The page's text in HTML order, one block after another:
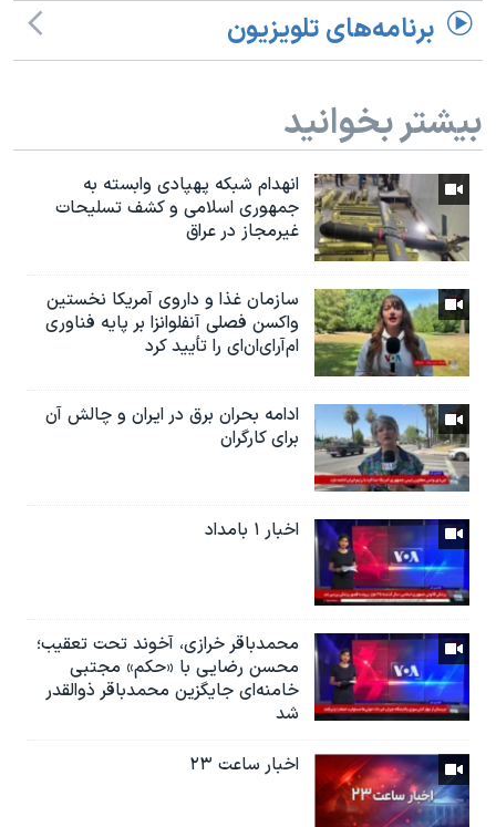
برنامه‌های تلویزیون
بیشتر بخوانید
انهدام شبکه پهپادی وابسته به
جمهوری اسلامی و کشف تسلیحات
غیرمجاز در عراق
سازمان غذا و داروی آمریکا نخستین
واکسن فصلی آنفلوانزا بر پایه فناوری
ام‌آر‌ای‌ان‌ای را تأیید کرد
ادامه بحران برق در ایران و چالش آن
برای کارگران
اخبار ۱ بامداد
محمدباقر خرازی، آخوند تحت تعقیب؛
محسن رضایی با «حکم» مجتبی
خامنه‌ای جایگزین محمدباقر ذوالقدر
شد
اخبار ساعت ۲۳